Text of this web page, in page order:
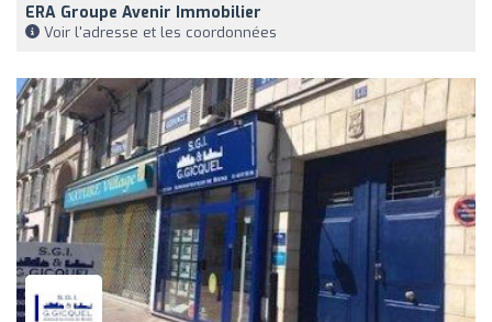
ERA Groupe Avenir Immobilier
Voir l'adresse et les coordonnées